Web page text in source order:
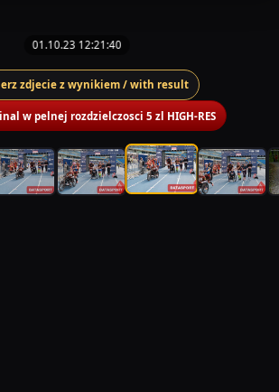
01.10.23 12:21:40
zdjecie z wynikiem / with result
w pelnej rozdzielczosci 5 zl HIGH-RES